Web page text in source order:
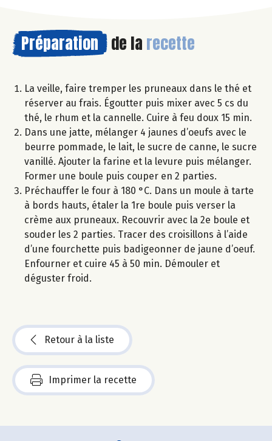
Préparation de la recette
La veille, faire tremper les pruneaux dans le thé et
réserver au frais. Égoutter puis mixer avec 5 cs du
thé, le rhum et la cannelle. Cuire à feu doux 15 min.
Dans une jatte, mélanger 4 jaunes d’oeufs avec le
beurre pommade, le lait, le sucre de canne, le sucre
vanillé. Ajouter la farine et la levure puis mélanger.
Former une boule puis couper en 2 parties.
Préchauffer le four à 180 °C. Dans un moule à tarte
à bords hauts, étaler la 1re boule puis verser la
crème aux pruneaux. Recouvrir avec la 2e boule et
souder les 2 parties. Tracer des croisillons à l’aide
d’une fourchette puis badigeonner de jaune d’oeuf.
Enfourner et cuire 45 à 50 min. Démouler et
déguster froid.
Retour à la liste
Imprimer la recette